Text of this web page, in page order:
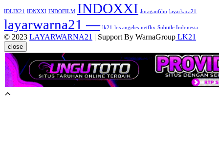
IDLIX21 IDNXXI INDOFILM INDOXXI Juraganfilm layarkaca21
layarwarna21 — lk21 los angeles netflix Subtitle Indonesia
© 2023 LAYARWARNA21 | Support By WarnaGroup LK21
close